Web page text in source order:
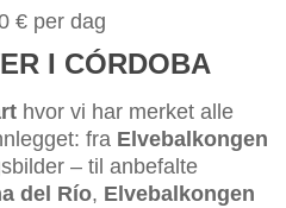
€ per dag
I CÓRDOBA
hvor vi har merket alle
fra Elvebalkongen
– til anbefalte
del Río, Elvebalkongen